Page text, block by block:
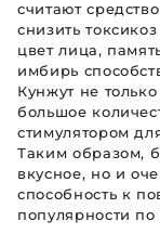
считают
снизить
цвет лица,
имбирь
Кунжут не
большое
стимулятором
Таким образом,
вкусное, но и
способность к
популярности